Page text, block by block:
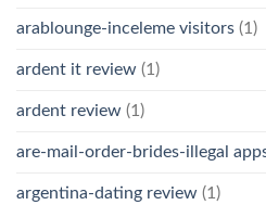
arablounge-inceleme visitors (1)
ardent it review (1)
ardent review (1)
are-mail-order-brides-illegal
argentina-dating review (1)